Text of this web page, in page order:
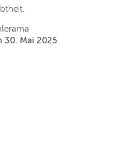
30. Mai 2025